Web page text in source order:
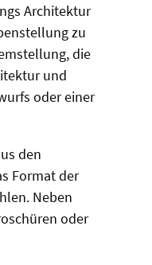
Architektur
zu
die
und
oder einer
den
Format der
Neben
oder